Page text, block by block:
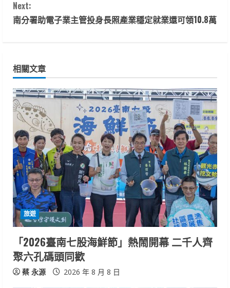
n
i
n
u
e
R
e
a
d
i
n
g
Next:
南分署助電子業主管投身長照產業穩定就業還可領10.8萬
相關文章
旅遊
「2026臺南七股海鮮節」熱鬧開幕 二千人齊
聚六孔碼頭同歡
蔡 永源 2026 年 8 月 8 日